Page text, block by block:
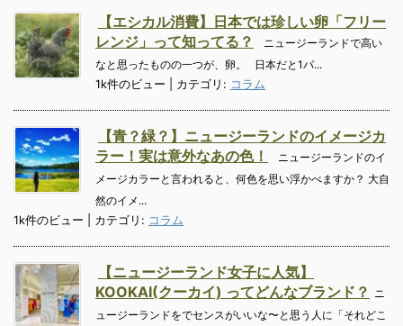
【エシカル消費】日本では珍しい卵「フリー
レンジ」って知ってる？
ニュージーランドで高い
なと思ったものの一つが、卵。 日本だと1パ...
1k件のビュー
カテゴリ: コラム
【青？緑？】ニュージーランドのイメージカ
ラー！実は意外なあの色！
ニュージーランドのイ
メージカラーと言われると、何色を思い浮かべますか？ 大自
然のイメ...
1k件のビュー
カテゴリ: コラム
【ニュージーランド女子に人気】
KOOKAI(クーカイ) ってどんなブランド？ ニ
ュージーランドをでセンスがいいな〜と思う人に「それどこ